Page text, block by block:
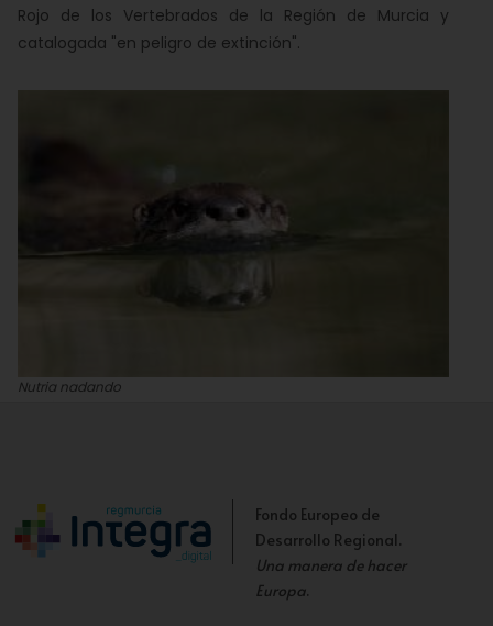
Rojo de los Vertebrados de la Región de Murcia y
catalogada "en peligro de extinción".
Nutria nadando
Fondo Europeo de
Desarrollo Regional.
Una manera de hacer
Europa.